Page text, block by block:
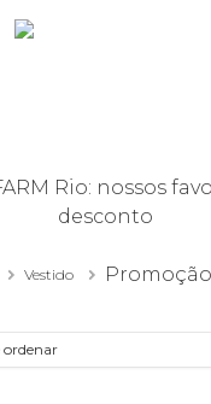
OFF pra comemorar com a
Rio: nossos
desconto
Vestido Promoção
ordenar